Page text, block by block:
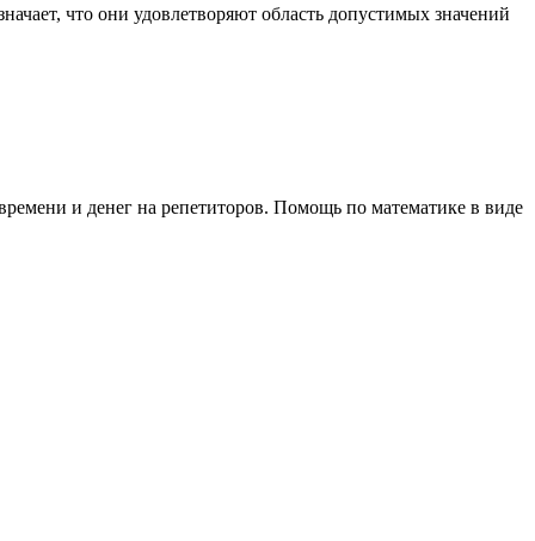
что они удовлетворяют область допустимых значений
и денег на репетиторов. Помощь по математике в виде